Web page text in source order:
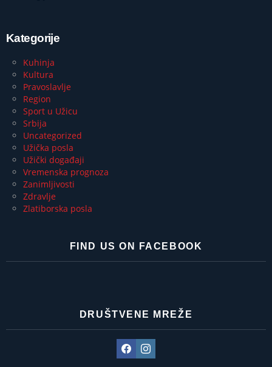
Kategorije
Kuhinja
Kultura
Pravoslavlje
Region
Sport u Užicu
Srbija
Uncategorized
Užička posla
Užički događaji
Vremenska prognoza
Zanimljivosti
Zdravlje
Zlatiborska posla
FIND US ON FACEBOOK
DRUŠTVENE MREŽE
FacebookInstagram